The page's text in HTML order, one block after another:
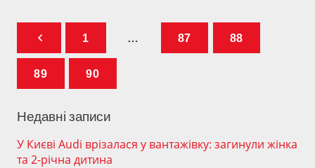
1 … 87 88
89 90
Недавні записи
У Києві Audi врізалася у вантажівку: загинули жінка
та 2-річна дитина